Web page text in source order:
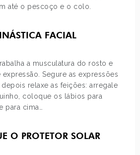
até o pescoço e o colo.
FACIAL
a musculatura do rosto e
expressão. Segure as expressões
relaxe as feições: arregale
coloque os lábios para
para cima…
O PROTETOR SOLAR